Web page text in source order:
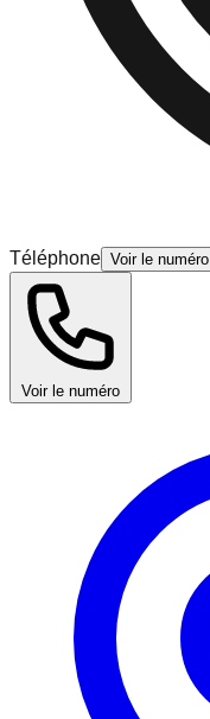
Téléphone Voir le numéro
Voir le numéro